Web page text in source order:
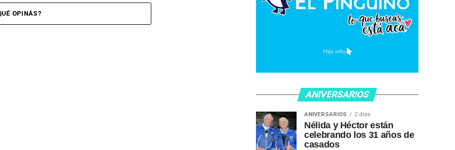
OPINÁS?
ANIVERSARIOS
ANIVERSARIOS 2 días
Nélida y Héctor están
celebrando los 31 años de
casados